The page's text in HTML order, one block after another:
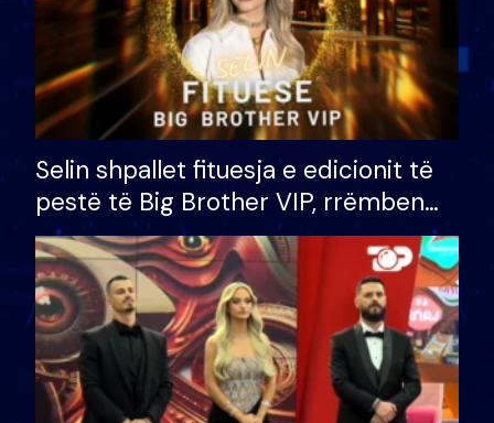
Selin shpallet fituesja e edicionit të
pestë të Big Brother VIP, rrëmben
çmimin e madh prej 100 mijë eurosh